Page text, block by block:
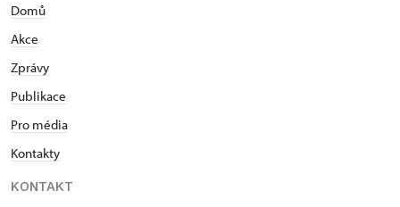
Domů
Akce
Zprávy
Publikace
Pro média
Kontakty
KONTAKT